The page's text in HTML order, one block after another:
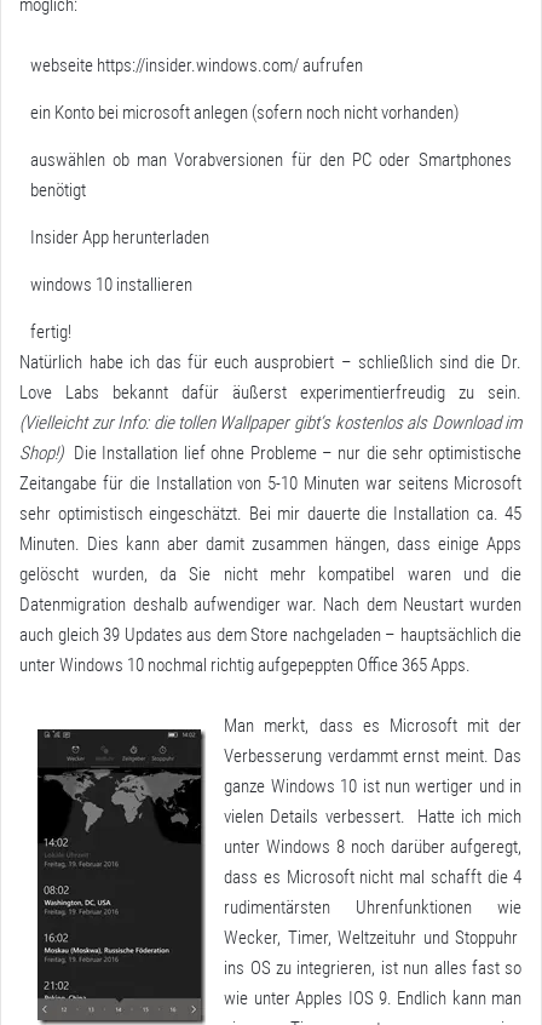
möglich:
webseite https://insider.windows.com/aufrufen
ein Konto bei microsoft anlegen (sofern noch nicht vorhanden)
auswählen ob man Vorabversionen für den PC oder Smartphones
benötigt
Insider App herunterladen
windows 10 installieren
fertig!
Natürlich habe ich das für euch ausprobiert – schließlich sind die Dr.
Love Labs bekannt dafür äußerst experimentierfreudig zu sein.
(Vielleicht zur Info: die tollen Wallpapergibt’s kostenlos als Download im
Shop!)Die Installation lief ohne Probleme – nur die sehr optimistische
Zeitangabe für die Installation von 5-10 Minuten war seitens Microsoft
sehr optimistisch eingeschätzt. Bei mir dauerte die Installation ca. 45
Minuten. Dies kann aber damit zusammen hängen, dass einige Apps
gelöscht wurden, da Sie nicht mehr kompatibel waren und die
Datenmigration deshalb aufwendiger war. Nach dem Neustart wurden
auch gleich 39 Updates aus dem Store nachgeladen – hauptsächlich die
unter Windows 10 nochmal richtig aufgepeppten Office 365 Apps.
Man merkt, dass es Microsoft mit der
Verbesserung verdammt ernst meint. Das
ganze Windows 10 ist nun wertiger und in
vielen Details verbessert. Hatte ich mich
unter Windows 8 noch darüber aufgeregt,
dass es Microsoft nicht mal schafft die 4
rudimentärsten Uhrenfunktionen wie
Wecker, Timer, Weltzeituhr und Stoppuhr
ins OS zu integrieren, ist nun alles fast so
wie unter Apples IOS 9. Endlich kann man